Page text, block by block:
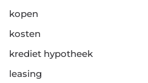
kopen
kosten
krediet hypotheek
leasing